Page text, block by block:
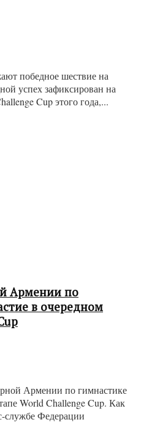
победное шествие на
успех зафиксирован на
Cup этого года,...
Армении по
в очередном
Армении по гимнастике
World Challenge Cup. Как
службе Федерации